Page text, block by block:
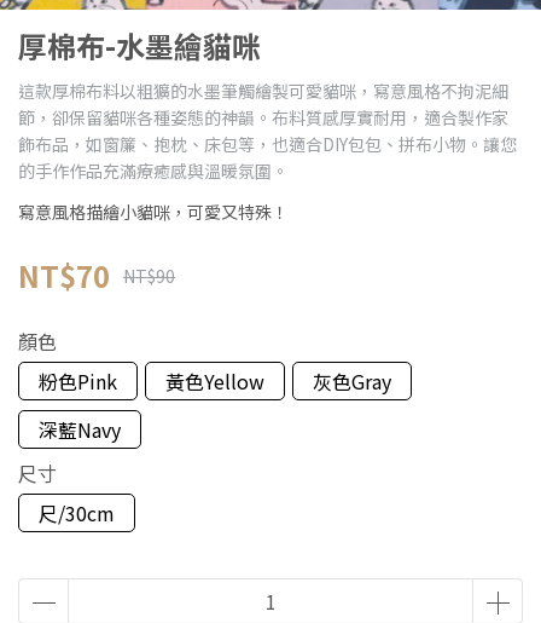
厚棉布-水墨繪貓咪
這款厚棉布料以粗獷的水墨筆觸繪製可愛貓咪，寫意風格不拘泥細
節，卻保留貓咪各種姿態的神韻。布料質感厚實耐用，適合製作家
飾布品，如窗簾、抱枕、床包等，也適合DIY包包、拼布小物。讓您
的手作作品充滿療癒感與溫暖氛圍。
寫意風格描繪小貓咪，可愛又特殊！
NT$70 NT$90
顏色
粉色Pink
黃色Yellow
灰色Gray
深藍Navy
尺寸
尺/30cm